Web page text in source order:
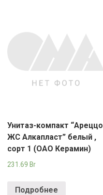
Унитаз-компакт “Ареццо
ЖС Алкапласт” белый ,
сорт 1 (ОАО Керамин)
231.69 Br
Подробнее